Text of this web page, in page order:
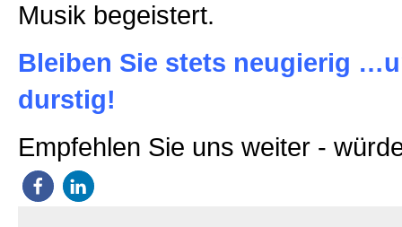
Musik begeistert.
Bleiben Sie stets neugierig
durstig!
Empfehlen Sie uns weiter -